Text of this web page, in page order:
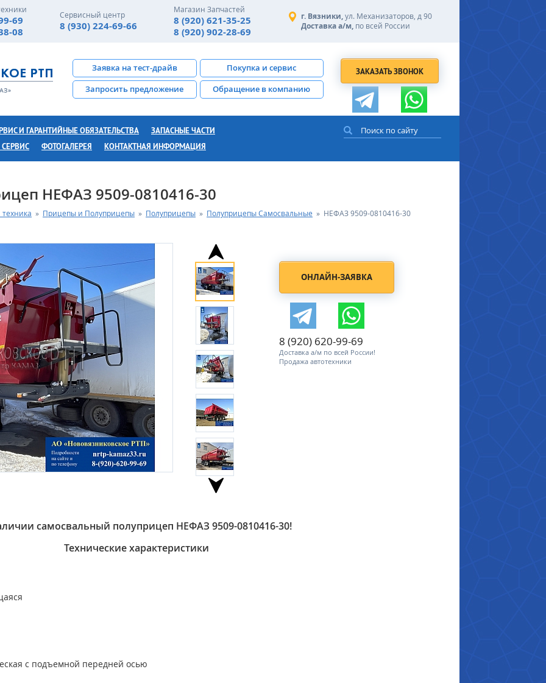
69
08
Сервисный центр
8 (930) 224-69-66
Магазин Запчастей
8 (920) 621-35-25
8 (920) 902-28-69
г. Вязники,ул. Механизаторов, д 90
Доставка а/м, по всей России
ЗАКАЗАТЬ ЗВОНОК
Заявка на тест-драйв
Покупка и сервис
Запросить предложение
Обращение в компанию
И ГАРАНТИЙНЫЕ ОБЯЗАТЕЛЬСТВА
ЗАПАСНЫЕ ЧАСТИ
ФОТОГАЛЕРЕЯ КОНТАКТНАЯ ИНФОРМАЦИЯ
НЕФАЗ 9509-0810416-30
» Прицепы и Полуприцепы » Полуприцепы » Полуприцепы Самосвальные » НЕФАЗ 9509-0810416-30
ОНЛАЙН-ЗАЯВКА
8 (920) 620-99-69
Доставка а/м по всей России!
Продажа автотехники
самосвальный полуприцеп НЕФАЗ 9509-0810416-30!
Технические характеристики
с подъемной передней осью